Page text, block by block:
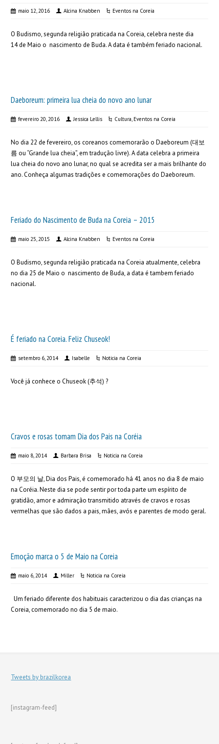
maio 12, 2016 Alcina Knabben Eventos na Coreia
O Budismo, segunda religião praticada na Coreia, celebra neste dia
14 de Maio o nascimento de Buda. A data é também feriado nacional.
Daeboreum: primeira lua cheia do novo ano lunar
fevereiro 20, 2016 Jessica Lellis Cultura, Eventos na Coreia
No dia 22 de fevereiro, os coreanos comemorarão o Daeboreum (대보
름 ou “Grande lua cheia”, em tradução livre). A data celebra a primeira
lua cheia do novo ano lunar, no qual se acredita ser a mais brilhante do
ano. Conheça algumas tradições e comemorações do Daeboreum.
Feriado do Nascimento de Buda na Coreia – 2015
maio 25, 2015 Alcina Knabben Eventos na Coreia
O Budismo, segunda religião praticada na Coreia atualmente, celebra
no dia 25 de Maio o nascimento de Buda, a data é tambem feriado
nacional.
É feriado na Coreia. Feliz Chuseok!
setembro 6, 2014 Isabelle Noticia na Coreia
Você já conhece o Chuseok (추석) ?
Cravos e rosas tomam Dia dos Pais na Coréia
maio 8, 2014 Barbara Brisa Noticia na Coreia
O 부모의 날, Dia dos Pais, é comemorado há 41 anos no dia 8 de maio
na Coréia. Neste dia se pode sentir por toda parte um espírito de
gratidão, amor e admiração transmitido através de cravos e rosas
vermelhas que são dados a pais, mães, avós e parentes de modo geral.
Emoção marca o 5 de Maio na Coreia
maio 6, 2014 Miller Noticia na Coreia
Um feriado diferente dos habituais caracterizou o dia das crianças na
Coreia, comemorado no dia 5 de maio.
Tweets by brazilkorea
[instagram-feed]